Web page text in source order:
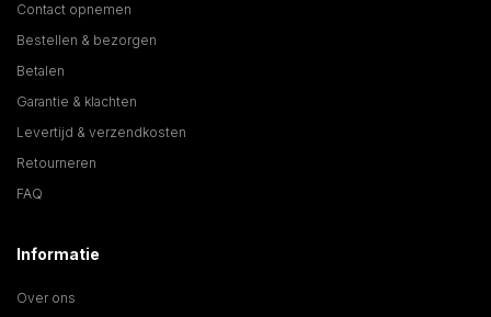
Contact opnemen
Bestellen & bezorgen
Betalen
Garantie & klachten
Levertijd & verzendkosten
Retourneren
FAQ
Informatie
Over ons